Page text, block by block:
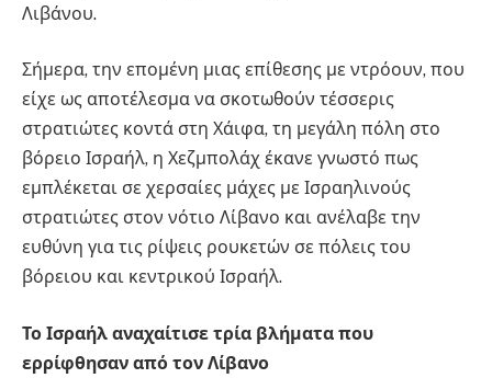
Λιβάνου.
Σήμερα, την επομένη μιας επίθεσης με ντρόουν, που
είχε ως αποτέλεσμα να σκοτωθούν τέσσερις
στρατιώτες κοντά στη Χάιφα, τη μεγάλη πόλη στο
βόρειο Ισραήλ, η Χεζμπολάχ έκανε γνωστό πως
εμπλέκεται σε χερσαίες μάχες με Ισραηλινούς
στρατιώτες στον νότιο Λίβανο και ανέλαβε την
ευθύνη για τις ρίψεις ρουκετών σε πόλεις του
βόρειου και κεντρικού Ισραήλ.
Το Ισραήλ αναχαίτισε τρία βλήματα που
ερρίφθησαν από τον Λίβανο